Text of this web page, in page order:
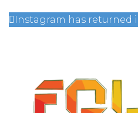
Instagram has returned